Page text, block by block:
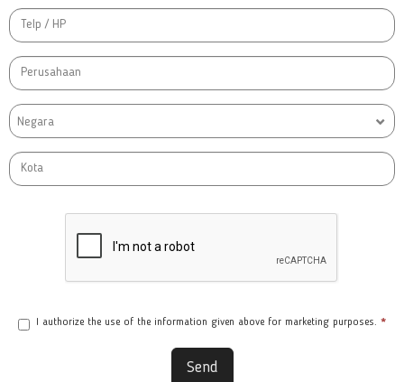
Negara
I authorize the use of the information given above for marketing purposes. *
Send